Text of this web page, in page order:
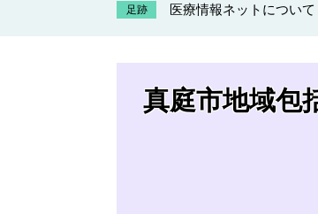
タ
医療情報ネットについて
真庭市地域包